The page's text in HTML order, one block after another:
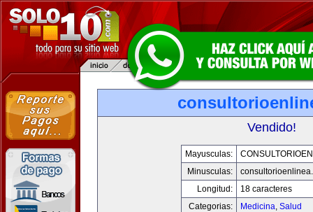
Vendido!
Mayusculas:
Minusculas:
Longitud:
18 caracteres
Categorias:
Medicina, Salud